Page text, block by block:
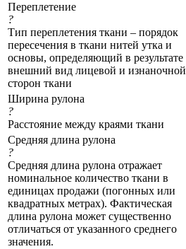
Переплетение
?
Тип переплетения ткани – порядок
пересечения в ткани нитей утка и
основы, определяющий в результате
внешний вид лицевой и изнаночной
сторон ткани
Ширина рулона
?
Расстояние между краями ткани
Средняя длина рулона
?
Средняя длина рулона отражает
номинальное количество ткани в
единицах продажи (погонных или
квадратных метрах). Фактическая
длина рулона может существенно
отличаться от указанного среднего
значения.